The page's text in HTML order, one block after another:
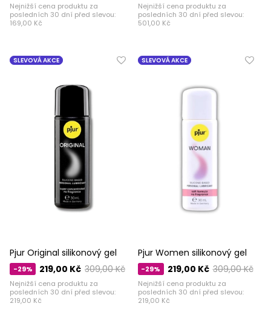
Nejnižší cena produktu za
posledních 30 dní před slevou:
169,00 Kč
Nejnižší cena produktu za
posledních 30 dní před slevou:
501,00 Kč
SLEVOVÁ AKCE
Pjur Original silikonový gel
-29% 309,00 Kč
219,00 Kč
Nejnižší cena produktu za
posledních 30 dní před slevou:
219,00 Kč
SLEVOVÁ AKCE
Pjur Women silikonový gel
-29% 309,00 Kč
219,00 Kč
Nejnižší cena produktu za
posledních 30 dní před slevou:
219,00 Kč